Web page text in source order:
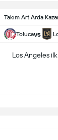
Takım Art Arda
Tolucavs
Los Angeles